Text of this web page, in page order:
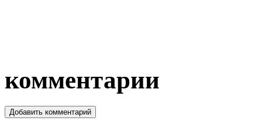
комментарии
Добавить комментарий